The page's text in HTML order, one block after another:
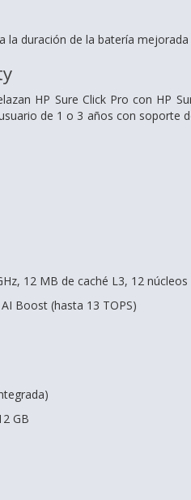
la duración de la batería mejorada
HP Sure Click Pro con HP
de 1 o 3 años con soporte
12 MB de caché L3, 12
Boost (hasta 13 TOPS)
GB